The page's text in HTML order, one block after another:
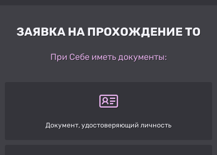
ЗАЯВКА НА ПРОХОЖДЕНИЕ ТО
При Себе иметь документы:
Документ, удостоверяющий личность